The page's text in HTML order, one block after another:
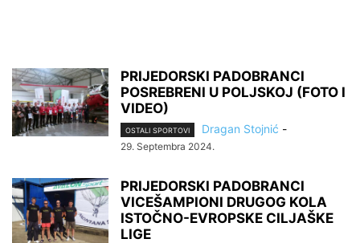
PRIJEDORSKI PADOBRANCI
POSREBRENI U POLJSKOJ (FOTO I
VIDEO)
OSTALI SPORTOVI Dragan Stojnić -
29. Septembra 2024.
PRIJEDORSKI PADOBRANCI
VICEŠAMPIONI DRUGOG KOLA
ISTOČNO-EVROPSKE CILJAŠKE
LIGE